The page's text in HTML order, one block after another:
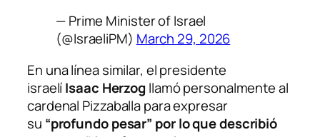
— Prime Minister of Israel
(@IsraeliPM) March 29, 2026
En una línea similar, el presidente
israelíIsaac Herzog llamó personalmente al
cardenal Pizzaballa para expresar
su “profundo pesar” por lo que describió